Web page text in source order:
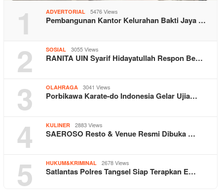
1 ADVERTORIAL 5476 Views
Pembangunan Kantor Kelurahan Bakti Jaya …
2 SOSIAL 3055 Views
RANITA UIN Syarif Hidayatullah Respon Be…
3 OLAHRAGA 3041 Views
Porbikawa Karate-do Indonesia Gelar Ujia…
4 KULINER 2883 Views
SAEROSO Resto & Venue Resmi Dibuka …
5 HUKUM&KRIMINAL 2678 Views
Satlantas Polres Tangsel Siap Terapkan E…